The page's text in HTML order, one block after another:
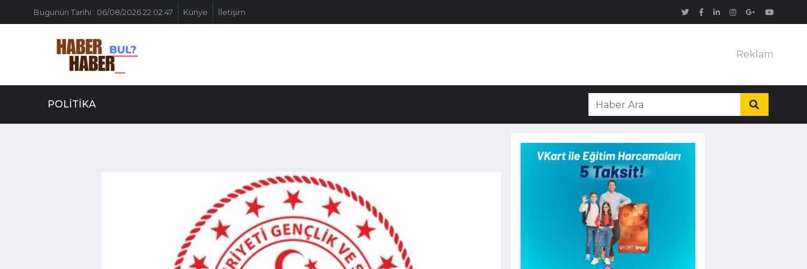
Bugünün Tarihi : 06/08/2026 22:02:47 Künye İletişim
Reklam
POLITIKA